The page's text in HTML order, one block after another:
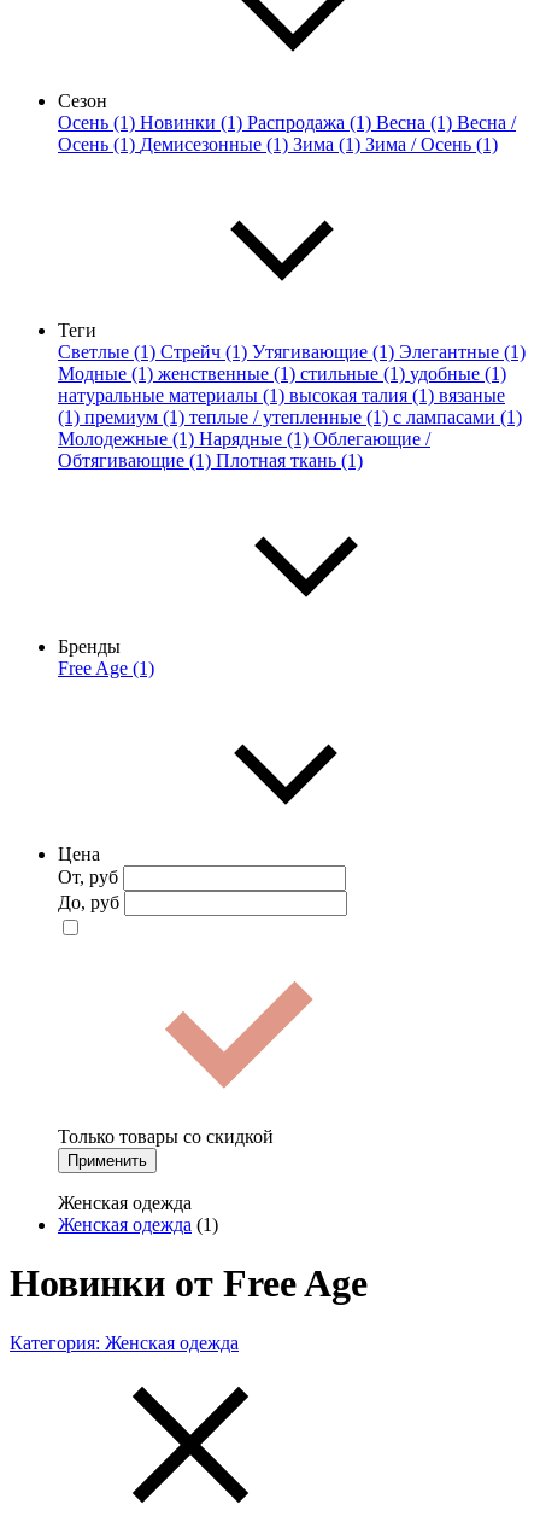
Сезон
Осень (1) Новинки (1) Распродажа (1) Весна (1) Весна /
Осень (1) Демисезонные (1) Зима (1) Зима / Осень (1)
Теги
Светлые (1) Стрейч (1) Утягивающие (1) Элегантные (1)
Модные (1) женственные (1) стильные (1) удобные (1)
натуральные материалы (1) высокая талия (1) вязаные
(1) премиум (1) теплые / утепленные (1) с лампасами (1)
Молодежные (1) Нарядные (1) Облегающие /
Обтягивающие (1) Плотная ткань (1)
Бренды
Free Age (1)
Цена
От, руб
До, руб
Только товары со скидкой
Применить
Женская одежда
Женская одежда (1)
Новинки от Free Age
Категория: Женская одежда